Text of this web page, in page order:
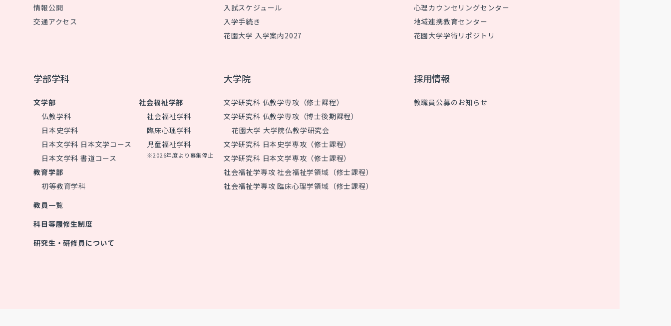
情報公開
交通アクセス
入試スケジュール
入学手続き
花園大学 入学案内2027
心理カウンセリングセンター
地域連携教育センター
花園大学学術リポジトリ
学部学科
文学部
仏教学科
日本史学科
日本文学科 日本文学コース
日本文学科 書道コース
社会福祉学部
社会福祉学科
臨床心理学科
児童福祉学科
※2026年度より募集停止
教育学部
初等教育学科
教員一覧
科目等履修生制度
研究生・研修員について
大学院
文学研究科 仏教学専攻（修士課程）
文学研究科 仏教学専攻（博士後期課程）
花園大学 大学院仏教学研究会
文学研究科 日本史学専攻（修士課程）
文学研究科 日本文学専攻（修士課程）
社会福祉学専攻 社会福祉学領域（修士課程）
社会福祉学専攻 臨床心理学領域（修士課程）
採用情報
教職員公募のお知らせ